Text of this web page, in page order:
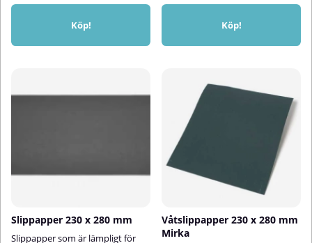
Köp! Köp!
Slippapper 230 x 280 mm
Slippapper som är lämpligt för
Våtslippapper 230 x 280 mm
Mirka